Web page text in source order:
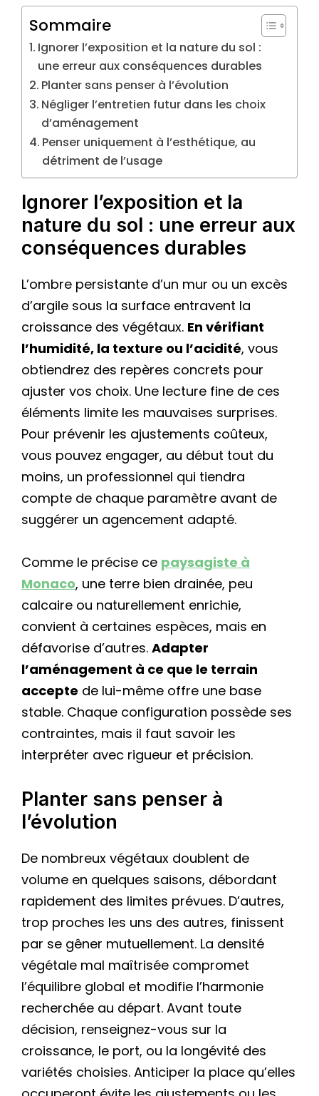
Sommaire
Ignorer l’exposition et la nature du sol :
une erreur aux conséquences durables
Planter sans penser à l’évolution
Négliger l’entretien futur dans les choix
d’aménagement
Penser uniquement à l’esthétique, au
détriment de l’usage
Ignorer l’exposition et la
nature du sol : une erreur aux
conséquences durables
L’ombre persistante d’un mur ou un excès
d’argile sous la surface entravent la
croissance des végétaux. En vérifiant
l’humidité, la texture ou l’acidité, vous
obtiendrez des repères concrets pour
ajuster vos choix. Une lecture fine de ces
éléments limite les mauvaises surprises.
Pour prévenir les ajustements coûteux,
vous pouvez engager, au début tout du
moins, un professionnel qui tiendra
compte de chaque paramètre avant de
suggérer un agencement adapté.
Comme le précise ce paysagiste à
Monaco, une terre bien drainée, peu
calcaire ou naturellement enrichie,
convient à certaines espèces, mais en
défavorise d’autres. Adapter
l’aménagement à ce que le terrain
accepte de lui-même offre une base
stable. Chaque configuration possède ses
contraintes, mais il faut savoir les
interpréter avec rigueur et précision.
Planter sans penser à
l’évolution
De nombreux végétaux doublent de
volume en quelques saisons, débordant
rapidement des limites prévues. D’autres,
trop proches les uns des autres, finissent
par se gêner mutuellement. La densité
végétale mal maîtrisée compromet
l’équilibre global et modifie l’harmonie
recherchée au départ. Avant toute
décision, renseignez-vous sur la
croissance, le port, ou la longévité des
variétés choisies. Anticiper la place qu’elles